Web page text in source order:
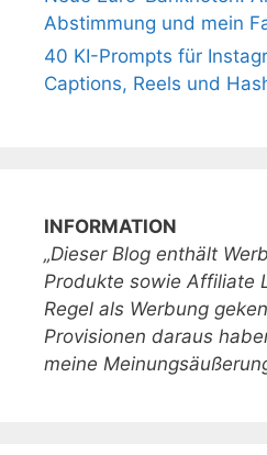
Abstimmung und mein
40 KI-Prompts für
Captions, Reels und
INFORMATION
„Dieser Blog enthält
Produkte sowie Affiliate
Regel als Werbung
Provisionen daraus
meine